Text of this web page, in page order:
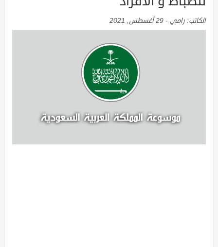
الكاتب: رامي - 29 أغسطس, 2021